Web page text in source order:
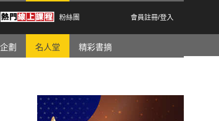
粉絲團 會員註冊/登入
劃 名人堂 精彩書摘